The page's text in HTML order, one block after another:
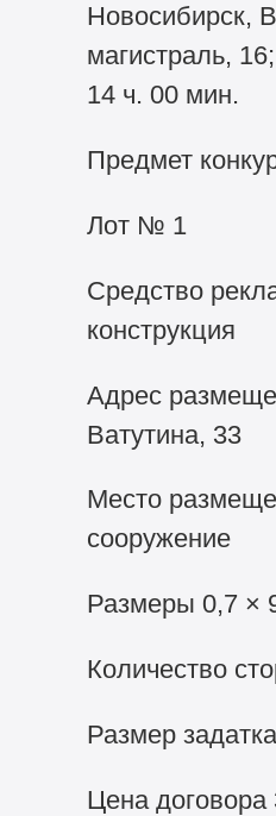
Новосибирск,
магистраль,
14 ч. 00 мин.
Предмет
Лот № 1
Средство
конструкция
Адрес
Ватутина, 33
Место
сооружение
Размеры 0,7 ×
Количество
Размер
Цена договора